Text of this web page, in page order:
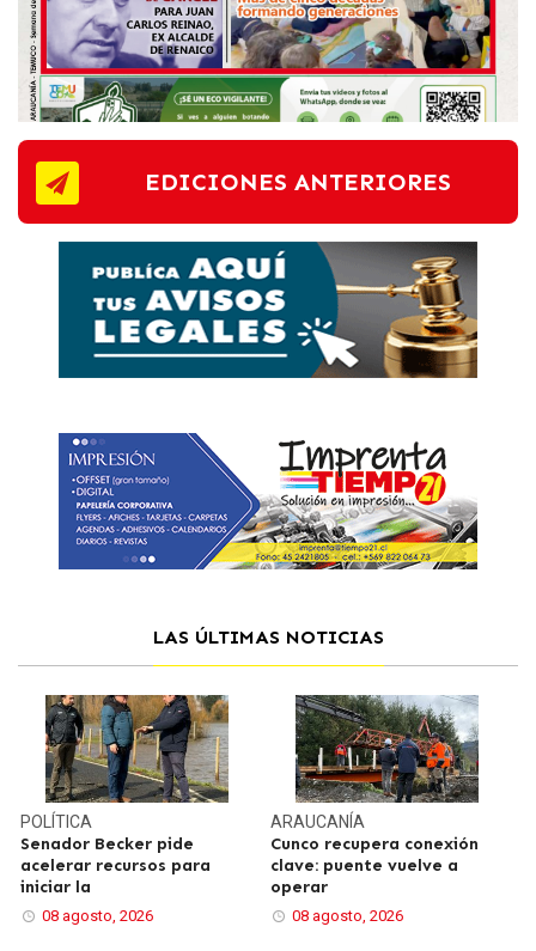
EDICIONES ANTERIORES
LAS ÚLTIMAS NOTICIAS
POLÍTICA
Senador Becker pide
acelerar recursos para
iniciar la
08 agosto, 2026
ARAUCANÍA
Cunco recupera conexión
clave: puente vuelve a
operar
08 agosto, 2026